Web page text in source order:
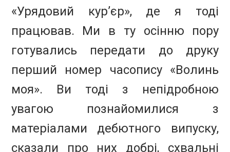
«Урядовий кур’єр», де я тоді
працював. Ми в ту осінню пору
готувались передати до друку
перший номер часопису «Волинь
моя». Ви тоді з непідробною
увагою познайомилися з
матеріалами дебютного випуску,
сказали про них добрі, схвальні